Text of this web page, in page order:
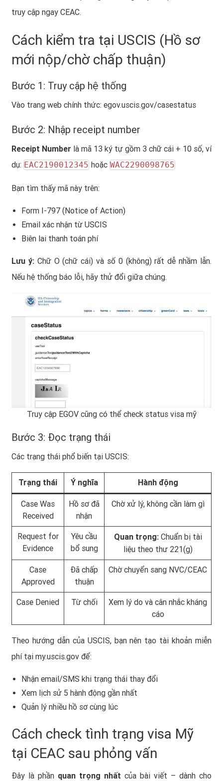
truy cập ngay CEAC.
Cách kiểm tra tại USCIS (Hồ sơ
mới nộp/chờ chấp thuận)
Bước 1: Truy cập hệ thống
Vào trang web chính thức: egov.uscis.gov/casestatus
Bước 2: Nhập receipt number
Receipt Number là mã 13 ký tự gồm 3 chữ cái + 10 số, ví
dụ: EAC2190012345 hoặc WAC2290098765
Bạn tìm thấy mã này trên:
Form I-797 (Notice of Action)
Email xác nhận từ USCIS
Biên lai thanh toán phí
Lưu ý:Chữ O (chữ cái) và số 0 (không) rất dễ nhầm lẫn.
Nếu hệ thống báo lỗi, hãy thử đổi giữa chúng.
Truy cập EGOV cũng có thể check status visa mỹ
Bước 3: Đọc trạng thái
Các trạng thái phổ biến tại USCIS:
Trạng thái Ý nghĩa Hành động
Case Was
Received
Hồ sơ đã
nhận
Chờ xử lý, không cần làm gì
Request for
Evidence
Yêu cầu
bổ sung
Quan trọng:Chuẩn bị tài
liệu theo thư 221(g)
Case
Approved
Đã chấp
thuận
Chờ chuyển sang NVC/CEAC
Case Denied Từ chối
Xem lý do và cân nhắc kháng
cáo
Theo hướng dẫn của USCIS, bạn nên tạo tài khoản miễn
phí tại my.uscis.gov để:
Nhận email/SMS khi trạng thái thay đổi
Xem lịch sử 5 hành động gần nhất
Quản lý nhiều hồ sơ cùng lúc
Cách check tình trạng visa Mỹ
tại CEAC sau phỏng vấn
Đây là phần quan trọng nhất của bài viết – dành cho